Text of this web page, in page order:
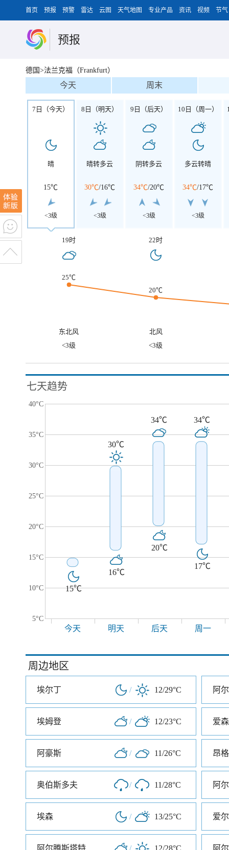
首页 预报 预警 雷达 云图 天气地图 专业产品 资讯 视频 节气
预报
德国>法兰克福（Frankfurt）
今天 周末
7日（今天）
晴
15℃
<3级
8日（明天）
晴转多云
30℃/16℃
<3级
9日（后天）
阴转多云
34℃/20℃
<3级
10日（周一）
多云转晴
34℃/17℃
<3级
19时 22时
25℃
20℃
东北风
北风
<3级
<3级
七天趋势
40°C
35°C
30°C
25°C
20°C
15°C
10°C
5°C
15℃
30℃
16℃
34℃
20℃
34℃
17℃
今天 明天 后天 周一
周边地区
埃尔丁 / 12/29°C 阿
埃姆登 / 12/23°C 爱
阿豪斯 / 11/26°C 昂
奥伯斯多夫 / 11/28°C 阿
埃森 / 13/25°C 爱
阿尔腾斯塔特 / 12/28°C 阿